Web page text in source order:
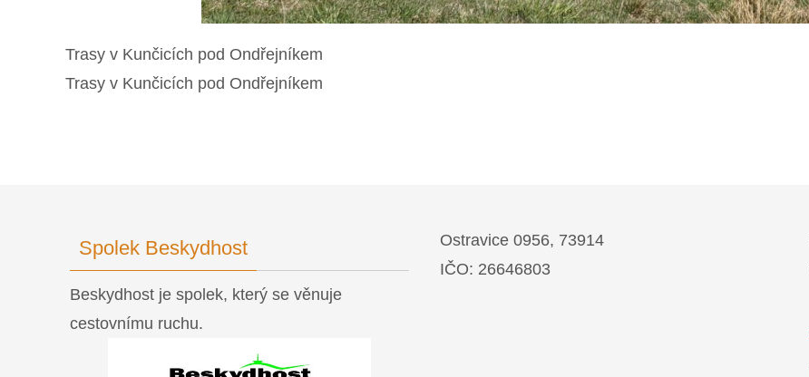
Trasy v Kunčicích pod Ondřejníkem
Trasy v Kunčicích pod Ondřejníkem
Spolek Beskydhost
Beskydhost je spolek, který se věnuje
cestovnímu ruchu.
Ostravice 0956, 73914
IČO: 26646803